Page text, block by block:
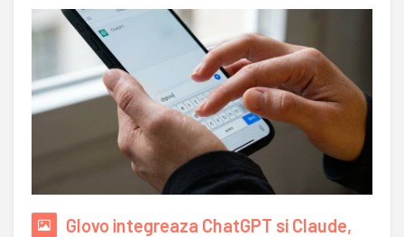
Glovo integreaza ChatGPT si Claude,